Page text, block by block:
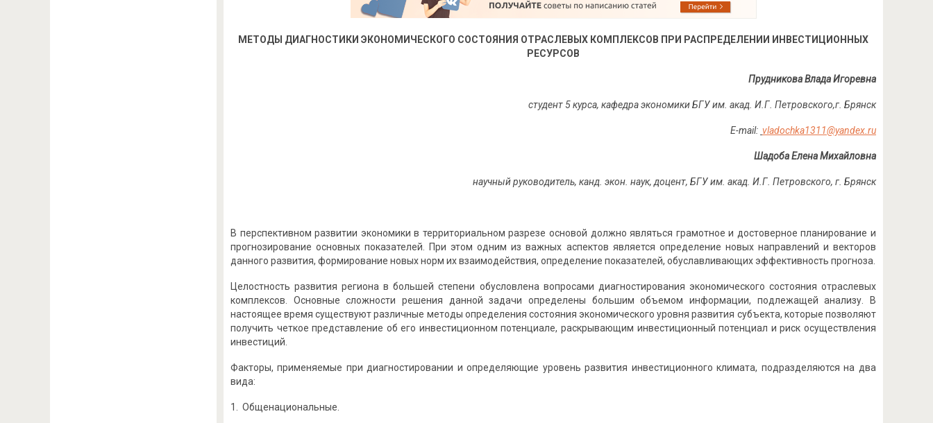
МЕТОДЫ ДИАГНОСТИКИ ЭКОНОМИЧЕСКОГО СОСТОЯНИЯ ОТРАСЛЕВЫХ КОМПЛЕКСОВ ПРИ РАСПРЕДЕЛЕНИИ ИНВЕСТИЦИОННЫХ
РЕСУРСОВ
Прудникова Влада Игоревна
студент 5 курса, кафедра экономики БГУ им. акад. И.Г. Петровского,г. Брянск
Е-mail: vladochka1311@yandex.ru
Шадоба Елена Михайловна
научный руководитель, канд. экон. наук, доцент, БГУ им. акад. И.Г. Петровского, г. Брянск
В перспективном развитии экономики в территориальном разрезе основой должно являться грамотное и достоверное планирование и
прогнозирование основных показателей. При этом одним из важных аспектов является определение новых направлений и векторов
данного развития, формирование новых норм их взаимодействия, определение показателей, обуславливающих эффективность прогноза.
Целостность развития региона в большей степени обусловлена вопросами диагностирования экономического состояния отраслевых
комплексов. Основные сложности решения данной задачи определены большим объемом информации, подлежащей анализу. В
настоящее время существуют различные методы определения состояния экономического уровня развития субъекта, которые позволяют
получить четкое представление об его инвестиционном потенциале, раскрывающим инвестиционный потенциал и риск осуществления
инвестиций.
Факторы, применяемые при диагностировании и определяющие уровень развития инвестиционного климата, подразделяются на два
вида:
1. Общенациональные.